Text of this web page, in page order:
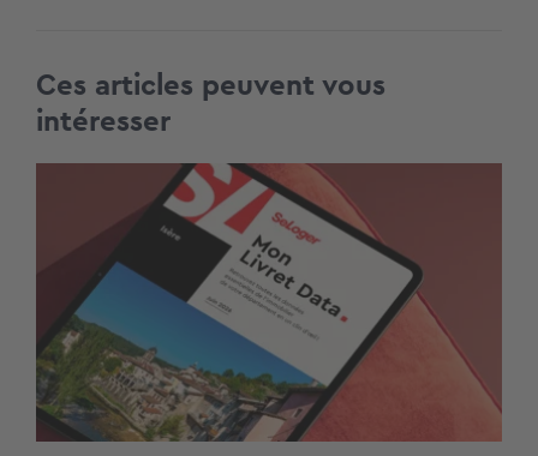
Ces articles peuvent vous
intéresser